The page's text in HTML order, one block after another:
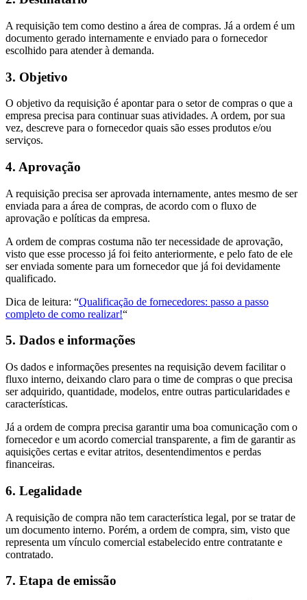
A requisição tem como destino a área de compras. Já a ordem é um
documento gerado internamente e enviado para o fornecedor
escolhido para atender à demanda.
3. Objetivo
O objetivo da requisição é apontar para o setor de compras o que a
empresa precisa para continuar suas atividades. A ordem, por sua
vez, descreve para o fornecedor quais são esses produtos e/ou
serviços.
4. Aprovação
A requisição precisa ser aprovada internamente, antes mesmo de ser
enviada para a área de compras, de acordo com o fluxo de
aprovação e políticas da empresa.
A ordem de compras costuma não ter necessidade de aprovação,
visto que esse processo já foi feito anteriormente, e pelo fato de ele
ser enviada somente para um fornecedor que já foi devidamente
qualificado.
Dica de leitura: “Qualificação de fornecedores: passo a passo
completo de como realizar!“
5. Dados e informações
Os dados e informações presentes na requisição devem facilitar o
fluxo interno, deixando claro para o time de compras o que precisa
ser adquirido, quantidade, modelos, entre outras particularidades e
características.
Já a ordem de compra precisa garantir uma boa comunicação com o
fornecedor e um acordo comercial transparente, a fim de garantir as
aquisições certas e evitar atritos, desentendimentos e perdas
financeiras.
6. Legalidade
A requisição de compra não tem característica legal, por se tratar de
um documento interno. Porém, a ordem de compra, sim, visto que
representa um vínculo comercial estabelecido entre contratante e
contratado.
7. Etapa de emissão